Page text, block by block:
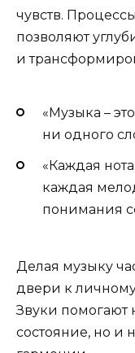
чувств.
позволяют
и
«Музыка –
ни одного
«Каждая
каждая
понимания
Делая музыку
двери к
Звуки помогают
состояние, но и